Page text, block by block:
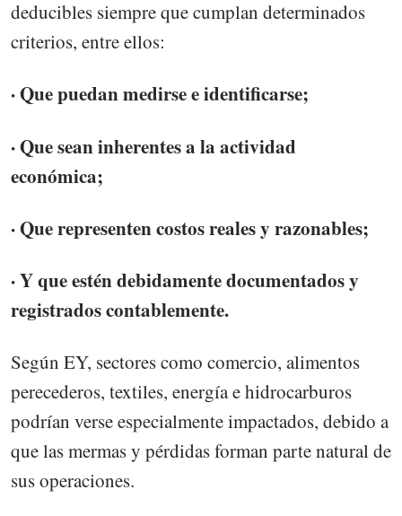
deducibles siempre que cumplan determinados
criterios, entre ellos:
· Que puedan medirse e identificarse;
· Que sean inherentes a la actividad
económica;
· Que representen costos reales y razonables;
· Y que estén debidamente documentados y
registrados contablemente.
Según EY, sectores como comercio, alimentos
perecederos, textiles, energía e hidrocarburos
podrían verse especialmente impactados, debido a
que las mermas y pérdidas forman parte natural de
sus operaciones.